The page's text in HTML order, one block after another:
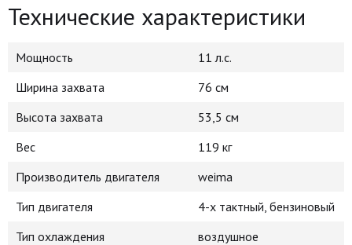
Технические характеристики
Мощность
11 л.с.
Ширина захвата
76 см
Высота захвата
53,5 см
Вес
119 кг
Производитель двигателя
weima
Тип двигателя
4-х тактный, бензиновый
Тип охлаждения
воздушное